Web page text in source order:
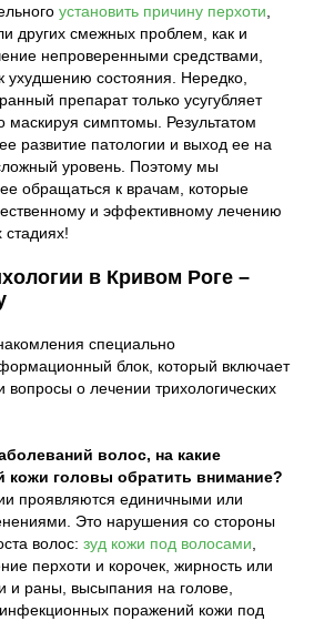
установить причину перхоти
других смежных проблем, как и
непроверенными средствами,
ухудшению состояния. Нередко,
препарат только усугубляет
маскируя симптомы. Результатом
развитие патологии и выход ее на
уровень. Поэтому мы
обращаться к врачам, которые
и эффективному лечению
стадиях!
в Кривом Роге –
специально
блок, который включает
о лечении трихологических
волос, на какие
кожи головы обратить внимание?
проявляются единичными или
Это нарушения со стороны
волос: зуд кожи под волосами
перхоти и корочек, жирность или
и раны, высыпания на голове,
инфекционных поражений кожи под